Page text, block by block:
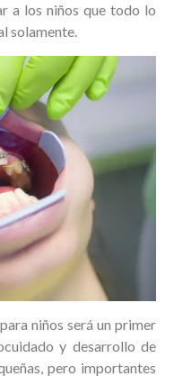
a los niños que todo lo
solamente.
niños será un primer
y desarrollo de
pero importantes